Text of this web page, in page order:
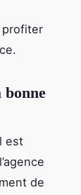
profiter
est
de